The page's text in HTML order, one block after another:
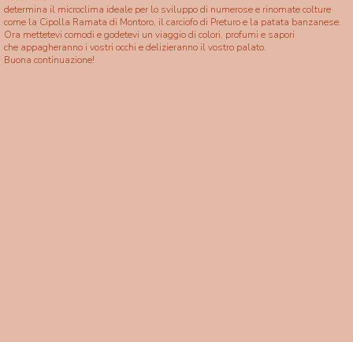
determina il microclima ideale per lo sviluppo di numerose e rinomate colture
come la Cipolla Ramata di Montoro, il carciofo di Preturo e la patata banzanese.
Ora mettetevi comodi e godetevi un viaggio di colori, profumi e sapori
che appagheranno i vostri occhi e delizieranno il vostro palato.
Buona continuazione!